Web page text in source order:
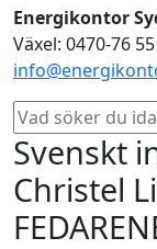
Energikontor
Växel: 0470-76
Svenskt
Christel